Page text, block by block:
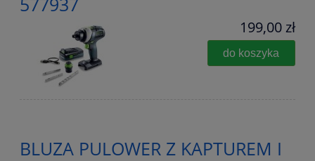
199,00 zł
do koszyka
BLUZA PULOWER Z KAPTUREM I